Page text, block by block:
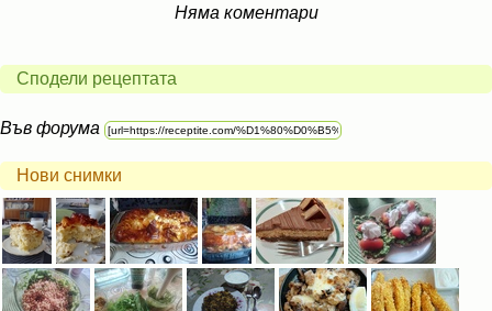
Няма коментари
Сподели рецептата
Във форума
Нови снимки